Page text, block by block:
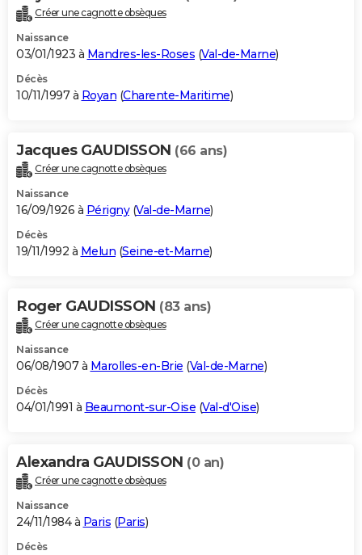
Créer une cagnotte obsèques
Naissance
03/01/1923 à Mandres-les-Roses (Val-de-Marne)
Décès
10/11/1997 à Royan (Charente-Maritime)
Jacques GAUDISSON (66 ans)
Créer une cagnotte obsèques
Naissance
16/09/1926 à Périgny(Val-de-Marne)
Décès
19/11/1992 à Melun (Seine-et-Marne)
Roger GAUDISSON (83 ans)
Créer une cagnotte obsèques
Naissance
06/08/1907 à Marolles-en-Brie (Val-de-Marne)
Décès
04/01/1991 à Beaumont-sur-Oise (Val-d'Oise)
Alexandra GAUDISSON (0 an)
Créer une cagnotte obsèques
Naissance
24/11/1984 à Paris (Paris)
Décès